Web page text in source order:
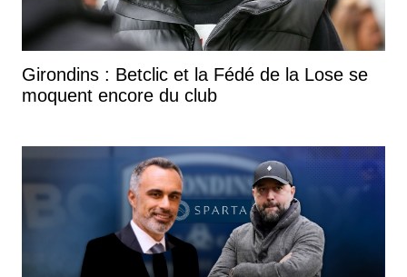
Girondins : Betclic et la Fédé de la Lose se
moquent encore du club